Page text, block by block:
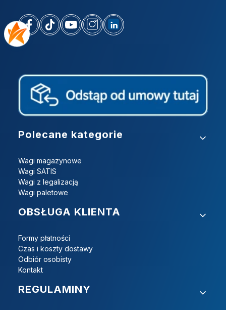
Linki w stopce
Polecane kategorie
Wagi magazynowe
Wagi SATIS
Wagi z legalizacją
Wagi paletowe
OBSŁUGA KLIENTA
Formy płatności
Czas i koszty dostawy
Odbiór osobisty
Kontakt
REGULAMINY